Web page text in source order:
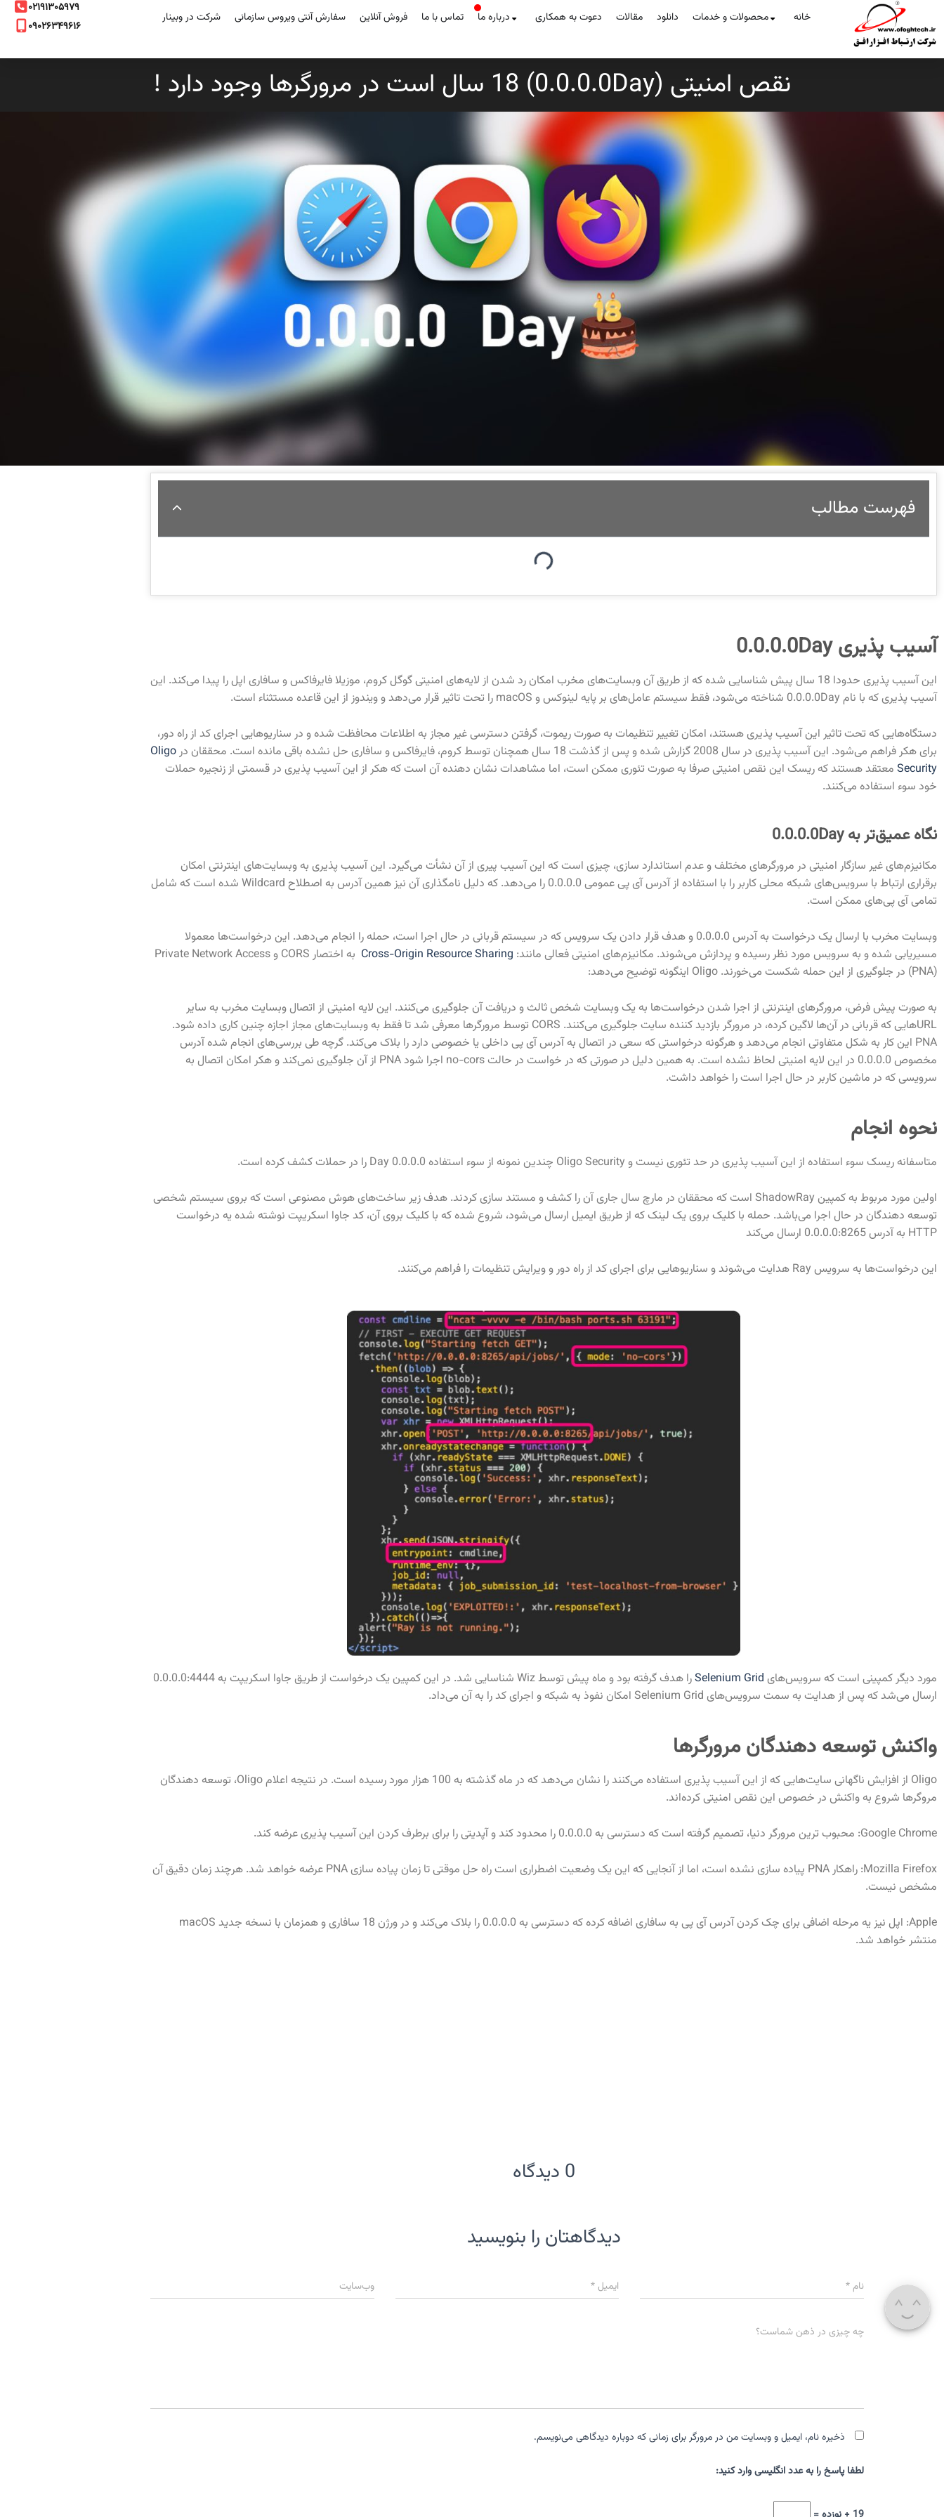
خانه محصولات و خدمات دانلود مقالات دعوت به همکاری درباره ما تماس با ما فروش آنلاین سفارش آنتی ویروس سازمانی شرکت در وبینار
۰۲۱۹۱۳۰۵۹۷۹
۰۹۰۲۶۳۴۹۶۱۶
نقص امنیتی (0.0.0.0Day) 18 سال است در مرورگرها وجود دارد !
فهرست مطالب
آسیب پذیری 0.0.0.0Day
این آسیب پذیری حدودا 18 سال پیش شناسایی شده که از طریق آن وبسایت‌های مخرب امکان رد شدن از لایه‌های امنیتی گوگل کروم، موزیلا فایرفاکس و سافاری اپل را پیدا می‌کند. این
آسیب پذیری که با نام 0.0.0.0Day شناخته می‌شود، فقط سیستم عامل‌های بر پایه لینوکس و macOS
را تحت تاثیر قرار می‌دهد و ویندوز از این قاعده مستثناء است.
دستگاه‌هایی که تحت تاثیر این آسیب پذیری هستند، امکان تغییر تنظیمات به صورت ریموت، گرفتن دسترسی غیر مجاز به اطلاعات محافظت شده و در سناریوهایی اجرای کد از راه دور،
برای هکر فراهم می‌شود. این آسیب پذیری در سال 2008 گزارش شده و پس از گذشت 18 سال همچنان توسط کروم، فایرفاکس و سافاری حل نشده باقی مانده است. محققان در
Oligo
Security معتقد هستند که ریسک این نقص امنیتی صرفا به صورت تئوری ممکن است، اما مشاهدات نشان دهنده آن است که هکر از این آسیب پذیری در قسمتی از زنجیره حملات
خود سوء استفاده می‌کنند.
نگاه عمیق‌تر به 0.0.0.0Day
مکانیزم‌های غیر سازگار امنیتی در مرورگرهای مختلف و عدم استاندارد سازی، چیزی است که این آسیب پیری از آن نشأت می‌گیرد. این آسیب پذیری به وبسایت‌های اینترنتی امکان
برقراری ارتباط با سرویس‌های شبکه محلی کاربر را با استفاده از آدرس آی پی عمومی 0.0.0.0 را می‌دهد. که دلیل نامگذاری آن نیز همین آدرس به اصطلاح Wildcard شده است که شامل
تمامی آی پی‌های ممکن است.
وبسایت مخرب با ارسال یک درخواست به آدرس 0.0.0.0 و هدف قرار دادن یک سرویس که در سیستم قربانی در حال اجرا است، حمله را انجام می‌دهد. این درخواست‌ها معمولا
مسیریابی شده و به سرویس مورد نظر رسیده و پردازش می‌شوند. مکانیزم‌های امنیتی فعالی مانند: Cross-Origin Resource Sharing
به اختصار CORS و Private Network Access
(PNA) در جلوگیری از این حمله شکست می‌خورند. Oligo اینگونه توضیح می‌دهد:
به صورت پیش فرض، مرورگرهای اینترنتی از اجرا شدن درخواست‌ها به یک وبسایت شخص ثالث و دریافت آن جلوگیری می‌کنند. این لایه امنیتی از اتصال وبسایت مخرب به سایر
URLهایی که قربانی در آن‌ها لاگین کرده، در مرورگر بازدید کننده سایت جلوگیری می‌کنند. CORS توسط مرورگرها معرفی شد تا فقط به وبسایت‌های مجاز اجازه چنین کاری داده شود.
PNA این کار به شکل متفاوتی انجام می‌دهد و هرگونه درخواستی که سعی در اتصال به آدرس آی پی داخلی یا خصوصی دارد را بلاک می‌کند. گرچه طی بررسی‌های انجام شده آدرس
مخصوص 0.0.0.0 در این لایه امنیتی لحاظ نشده است. به همین دلیل در صورتی که در خواست در حالت no-cors اجرا شود PNA از آن جلوگیری نمی‌کند و هکر امکان اتصال به
سرویسی که در ماشین کاربر در حال اجرا است را خواهد داشت.
نحوه انجام
متاسفانه ریسک سوء استفاده از این آسیب پذیری در حد تئوری نیست و Oligo Security چندین نمونه از سوء استفاده 0.0.0.0 Day را در حملات کشف کرده است.
اولین مورد مربوط به کمپین ShadowRay است که محققان در مارچ سال جاری آن را کشف و مستند سازی کردند. هدف زیر ساخت‌های هوش مصنوعی است که بروی سیستم شخصی
توسعه دهندگان در حال اجرا می‌باشد. حمله با کلیک بروی یک لینک که از طریق ایمیل ارسال می‌شود، شروع شده که با کلیک بروی آن، کد جاوا اسکریپت نوشته شده یه درخواست
HTTP به آدرس 0.0.0.0:8265 ارسال می‌کند
این درخواست‌ها به سرویس Ray هدایت می‌شوند و سناریوهایی برای اجرای کد از راه دور و ویرایش تنظیمات را فراهم می‌کنند.
مورد دیگر کمپینی است که سرویس‌های Selenium Grid
را هدف گرفته بود و ماه پیش توسط Wiz شناسایی شد. در این کمپین یک درخواست از طریق جاوا اسکریپت به 0.0.0.0:4444
ارسال می‌شد که پس از هدایت به سمت سرویس‌های Selenium Grid امکان نفوذ به شبکه و اجرای کد را به آن می‌داد.
واکنش توسعه دهندگان مرورگرها
Oligo از افزایش ناگهانی سایت‌هایی که از این آسیب پذیری استفاده می‌کنند را نشان می‌دهد که در ماه گذشته به 100 هزار مورد رسیده است. در نتیجه اعلام Oligo، توسعه دهندگان
مروگرها شروع به واکنش در خصوص این نقص امنیتی کرده‌اند.
Google Chrome: محبوب ترین مرورگر دنیا، تصمیم گرفته است که دسترسی به 0.0.0.0 را محدود کند و آپدیتی را برای برطرف کردن این آسیب پذیری عرضه کند.
Mozilla Firefox: راهکار PNA پیاده سازی نشده است، اما از آنجایی که این یک وضعیت اضطراری است راه حل موقتی تا زمان پیاده سازی PNA عرضه خواهد شد. هرچند زمان دقیق آن
مشخص نیست.
Apple: اپل نیز یه مرحله اضافی برای چک کردن آدرس آی پی به سافاری اضافه کرده که دسترسی به 0.0.0.0 را بلاک می‌کند و در ورژن 18 سافاری و همزمان با نسخه جدید macOS
منتشر خواهد شد.
0 دیدگاه
دیدگاهتان را بنویسید
نام* ایمیل* وب‌سایت
چه چیزی در ذهن شماست؟
ذخیره نام، ایمیل و وبسایت من در مرورگر برای زمانی که دوباره دیدگاهی می‌نویسم.
لطفا پاسخ را به عدد انگلیسی وارد کنید: